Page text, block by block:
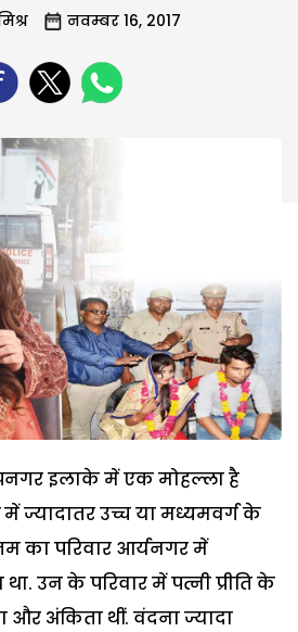
नवम्बर 16, 2017
इलाके में एक मोहल्ला है
ज्यादातर उच्च या मध्यमवर्ग के
का परिवार आर्यनगर में
उन के परिवार में पत्नी प्रीति के
और अंकिता थीं. वंदना ज्यादा